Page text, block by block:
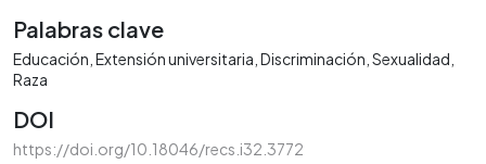
Palabras clave
Educación Extensión universitaria Discriminación Sexualidad
Raza
DOI
https://doi.org/10.18046/recs.i32.3772